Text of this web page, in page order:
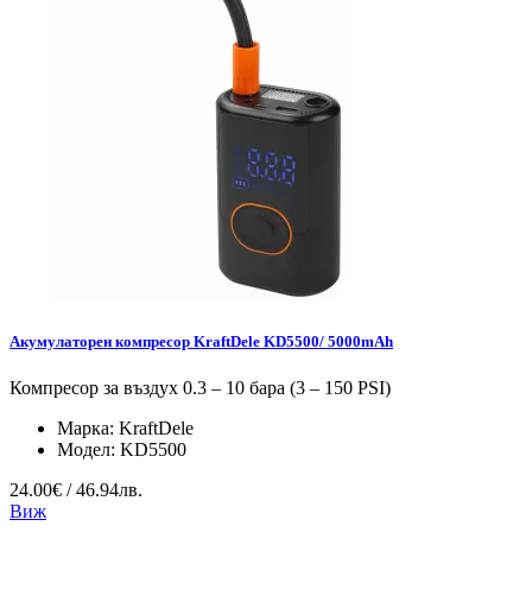
Акумулаторен компресор KraftDele KD5500/ 5000mAh
Компресор за въздух 0.3 – 10 бара (3 – 150 PSI)
Марка: KraftDele
Модел: KD5500
24.00€ / 46.94лв.
Виж